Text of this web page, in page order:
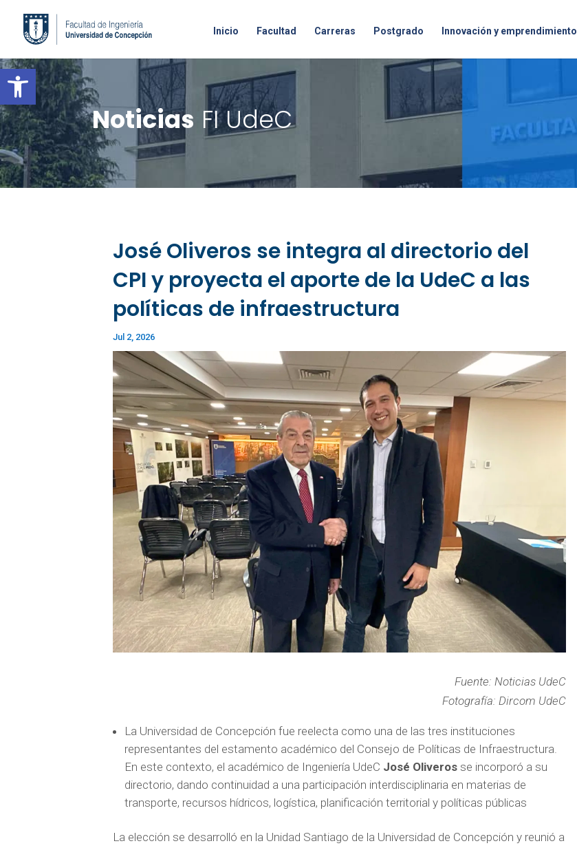
Open toolbar
Inicio Facultad Carreras Postgrado Innovación y emprendimiento
Noticias FI UdeC
José Oliveros se integra al directorio del
CPI y proyecta el aporte de la UdeC a las
políticas de infraestructura
Jul 2, 2026
Fuente: Noticias UdeC
Fotografía: Dircom UdeC
La Universidad de Concepción fue reelecta como una de las tres instituciones
representantes del estamento académico del Consejo de Políticas de Infraestructura.
En este contexto, el académico de Ingeniería UdeC José Oliveros se incorporó a su
directorio, dando continuidad a una participación interdisciplinaria en materias de
transporte, recursos hídricos, logística, planificación territorial y políticas públicas
La elección se desarrolló en la Unidad Santiago de la Universidad de Concepción y reunió a